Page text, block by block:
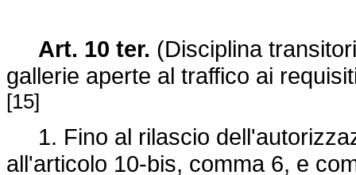
Art. 10 ter. (Disciplina
gallerie aperte al traffico ai
[15]
1. Fino al rilascio
all'articolo 10-bis, comma 6, e